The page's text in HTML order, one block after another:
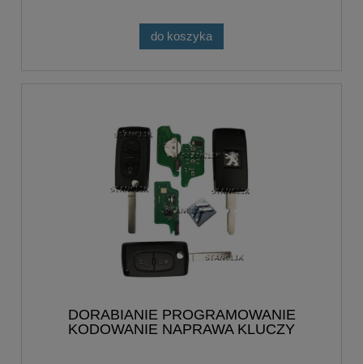
do koszyka
DORABIANIE PROGRAMOWANIE
KODOWANIE NAPRAWA KLUCZY